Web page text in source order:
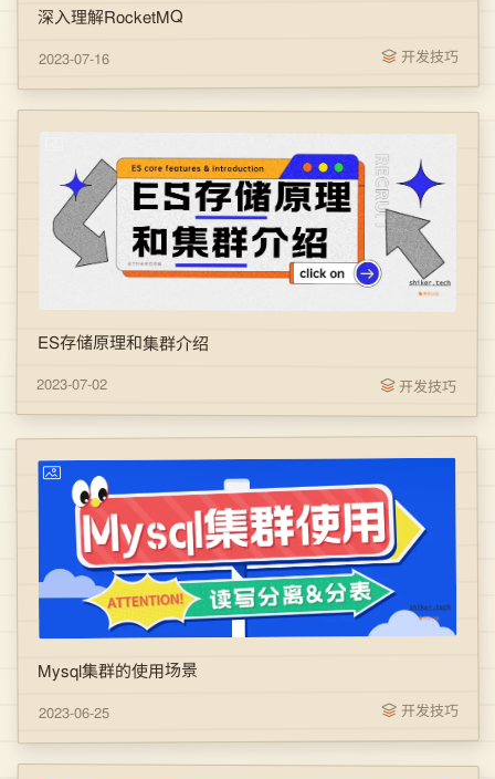
深入理解RocketMQ
2023-07-16 开发技巧
ES存储原理和集群介绍
2023-07-02 开发技巧
Mysql集群的使用场景
2023-06-25 开发技巧